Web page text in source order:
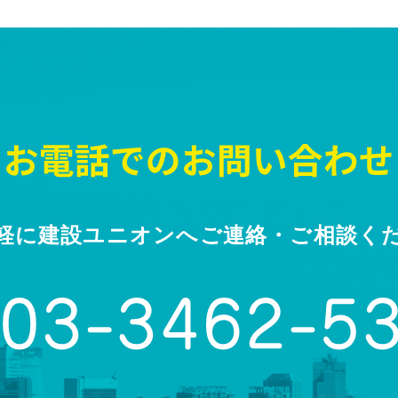
に建設ユニオンへご連絡・ご相談く